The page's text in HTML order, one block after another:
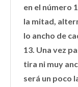
en el número
la mitad,
lo ancho de
13. Una vez
tira ni muy
será un poco